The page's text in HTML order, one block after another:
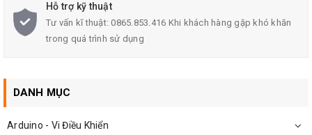
EEPROM nội cho phép device ID
Hỗ trợ kỹ thuật
Tư vấn kĩ thuật: 0865.853.416 Khi khách hàng gặp khó khăn
trong quá trình sử dụng
DANH MỤC
Arduino - Vi Điều Khiển